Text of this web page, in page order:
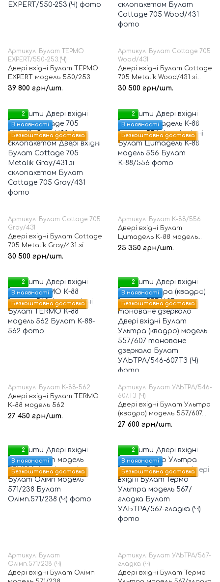
Артикул: Булат ТЕРМО
EXPERT/550-253.(Ч)
Двері вхідні Булат ТЕРМО
EXPERT модель 550/253
39 800 грн/шт.
Артикул: Булат Cottage 705
Wood/431
Двері вхідні Булат Cottage
705 Metalik Wood/431 зі
склопакетом
30 500 грн/шт.
2
В наявності
Безкоштовна доставка
Артикул: Булат Cottage 705
Gray/431
Двері вхідні Булат Cottage
705 Metalik Gray/431 зі
склопакетом
30 500 грн/шт.
2
В наявності
Безкоштовна доставка
Артикул: Булат К-88/556
Двері вхідні Булат
Цитадель К-88 модель
556
25 350 грн/шт.
2
В наявності
Безкоштовна доставка
Артикул: Булат К-88-562
Двері вхідні Булат TERMO
К-88 модель 562
27 450 грн/шт.
2
В наявності
Безкоштовна доставка
Артикул: Булат УЛЬТРА/546-
607.ТЗ (Ч)
Двері вхідні Булат Ультра
(квадро) модель 557/607
тоноване дзеркало
27 600 грн/шт.
2
В наявності
Безкоштовна доставка
Артикул: Булат
Олімп.571/238 (Ч)
Двері вхідні Булат Олімп
2
В наявності
Безкоштовна доставка
Артикул: Булат УЛЬТРА/567-
гладка (Ч)
Двері вхідні Булат Термо